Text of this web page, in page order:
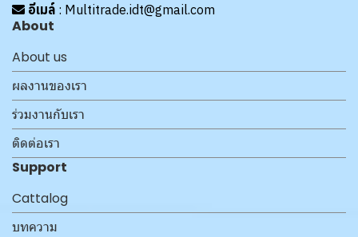
อีเมล์ : Multitrade.idt@gmail.com
About
About us
ผลงานของเรา
ร่วมงานกับเรา
ติดต่อเรา
Support
Cattalog
บทความ